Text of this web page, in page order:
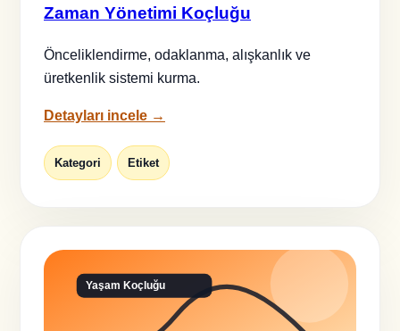
Zaman Yönetimi Koçluğu
Önceliklendirme, odaklanma, alışkanlık ve
üretkenlik sistemi kurma.
Detayları incele →
Kategori Etiket